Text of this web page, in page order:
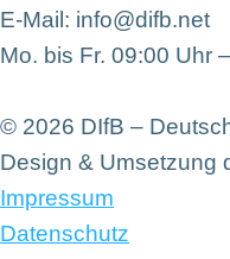
E-Mail: info@difb.net
Mo. bis Fr. 09:00 Uhr
© 2026 DIfB –
Design & Umsetzung
Impressum
Datenschutz